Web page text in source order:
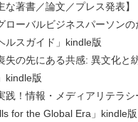
な著書／論文／プレス発表】
ローバルビジネスパーソン
ルスガイド」kindle版
失の先にある共感: 異文化と
kindle版
践！情報・メディアリテラ
for the Global Era」kindle版